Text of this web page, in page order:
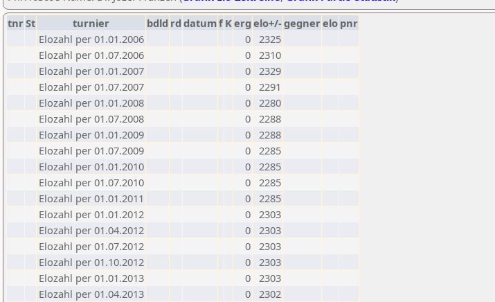
tnrSt turnier bdld rd datumf Kerg elo+/-gegnerelo pnr
Elozahl per 01.01.2006
0 2325
Elozahl per 01.07.2006
0 2310
Elozahl per 01.01.2007
0 2329
Elozahl per 01.07.2007
0 2291
Elozahl per 01.01.2008
0 2280
Elozahl per 01.07.2008
0 2288
Elozahl per 01.01.2009
0 2288
Elozahl per 01.07.2009
0 2285
Elozahl per 01.01.2010
0 2285
Elozahl per 01.07.2010
0 2285
Elozahl per 01.01.2011
0 2285
Elozahl per 01.01.2012
0 2303
Elozahl per 01.04.2012
0 2303
Elozahl per 01.07.2012
0 2303
Elozahl per 01.10.2012
0 2303
Elozahl per 01.01.2013
0 2303
Elozahl per 01.04.2013
0 2302